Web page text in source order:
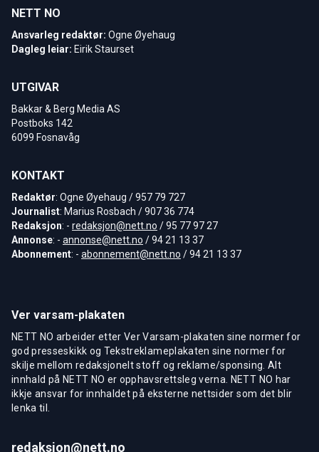
NETT NO
Ansvarleg redaktør: Ogne Øyehaug
Dagleg leiar: Eirik Staurset
UTGIVAR
Bakkar & Berg Media AS
Postboks 142
6099 Fosnavåg
KONTAKT
Redaktør: Ogne Øyehaug / 957 79 727
Journalist: Marius Rosbach / 907 36 774
Redaksjon: - redaksjon@nett.no / 95 77 97 27
Annonse: - annonse@nett.no / 94 21 13 37
Abonnement: - abonnement@nett.no / 94 21 13 37
Ver varsam-plakaten
NETT NO arbeider etter Ver Varsam-plakaten sine normer for
god presseskikk og Tekstreklameplakaten sine normer for
skilje mellom redaksjonelt stoff og reklame/sponsing. Alt
innhald på NETT NO er opphavsrettsleg verna. NETT NO har
ikkje ansvar for innhaldet på eksterne nettsider som det blir
lenka til.
redaksjon@nett.no